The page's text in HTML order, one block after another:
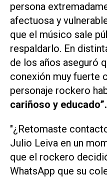
persona
afectuosa y
que el músico sale
respaldarlo. En
de los años aseguró
conexión muy fuerte
personaje rockero
cariñoso y educado”.
"¿Retomaste
Julio Leiva en un
que el rockero
WhatsApp que su